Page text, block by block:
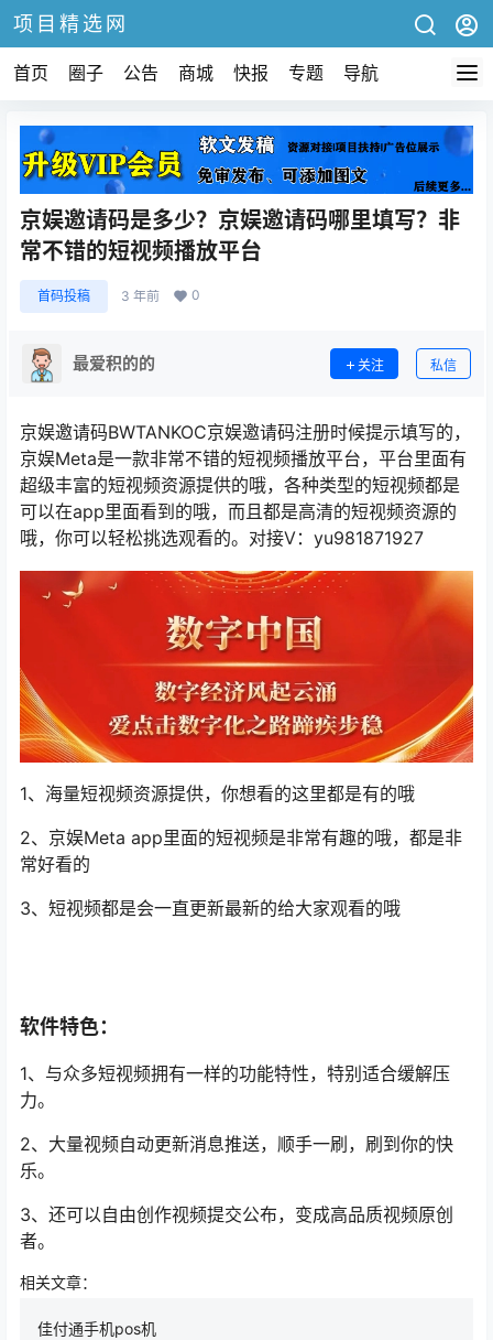
项目精选网
首页 圈子 公告 商城 快报 专题 导航
京娱邀请码是多少？京娱邀请码哪里填写？非
常不错的短视频播放平台
首码投稿 3 年前 0
最爱积的的 关注 私信
京娱邀请码BWTANKOC京娱邀请码注册时候提示填写的，
京娱Meta是一款非常不错的短视频播放平台，平台里面有
超级丰富的短视频资源提供的哦，各种类型的短视频都是
可以在app里面看到的哦，而且都是高清的短视频资源的
哦，你可以轻松挑选观看的。对接V：yu981871927
1、海量短视频资源提供，你想看的这里都是有的哦
2、京娱Meta app里面的短视频是非常有趣的哦，都是非
常好看的
3、短视频都是会一直更新最新的给大家观看的哦
软件特色：
1、与众多短视频拥有一样的功能特性，特别适合缓解压
力。
2、大量视频自动更新消息推送，顺手一刷，刷到你的快
乐。
3、还可以自由创作视频提交公布，变成高品质视频原创
者。
相关文章：
佳付通手机pos机